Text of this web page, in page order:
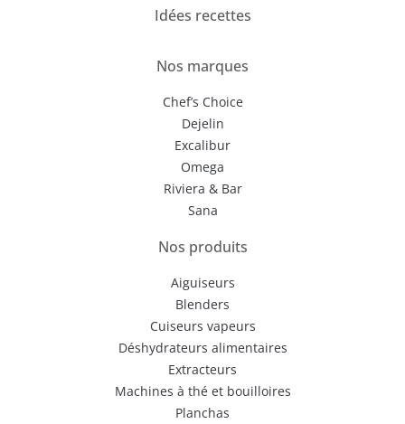
Idées recettes
Nos marques
Chef’s Choice
Dejelin
Excalibur
Omega
Riviera & Bar
Sana
Nos produits
Aiguiseurs
Blenders
Cuiseurs vapeurs
Déshydrateurs alimentaires
Extracteurs
Machines à thé et bouilloires
Planchas